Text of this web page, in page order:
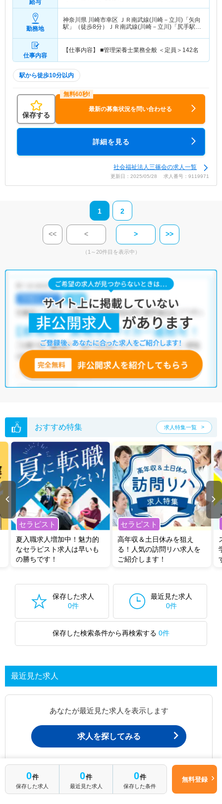
給与
勤務地
神奈川県 川崎市幸区 ＪＲ南武線(川崎－立川)「矢向
駅」（徒歩8分）ＪＲ南武線(川崎－立川)「尻手駅」
仕事内容
【仕事内容】 ■管理栄養士業務全般 ＜定員＞142名
駅から徒歩10分以内
保存する
最新の募集状況を問い合わせる
詳細を見る
社会福祉法人三篠会の求人一覧
更新日：2025/05/28 求人番号：9119971
1 2
<< < > >>
（1～20件目を表示中）
おすすめ特集 求人特集一覧
セラピスト
夏入職求人増加中！魅力的
なセラピスト求人は早いも
の勝ちです！
セラピスト
高年収＆土日休みを狙え
る！人気の訪問リハ求人を
ご紹介します！
保存した求人
0件
最近見た求人
0件
保存した検索条件から再検索する 0件
最近見た求人
あなたが最近見た求人を表示します
求人を探してみる
お問い合わせが可能です。
0件
保存した求人
0件
最近見た求人
0件
保存した条件
無料登録